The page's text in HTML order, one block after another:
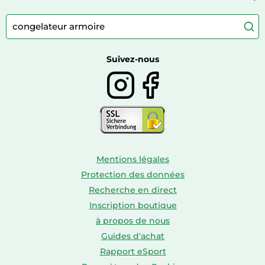
Meubles à langer
Camping
Caravaning
Autour du café
Autour du thé
Suivez-nous
Mentions légales
Protection des données
Recherche en direct
Inscription boutique
à propos de nous
Guides d'achat
Rapport eSport